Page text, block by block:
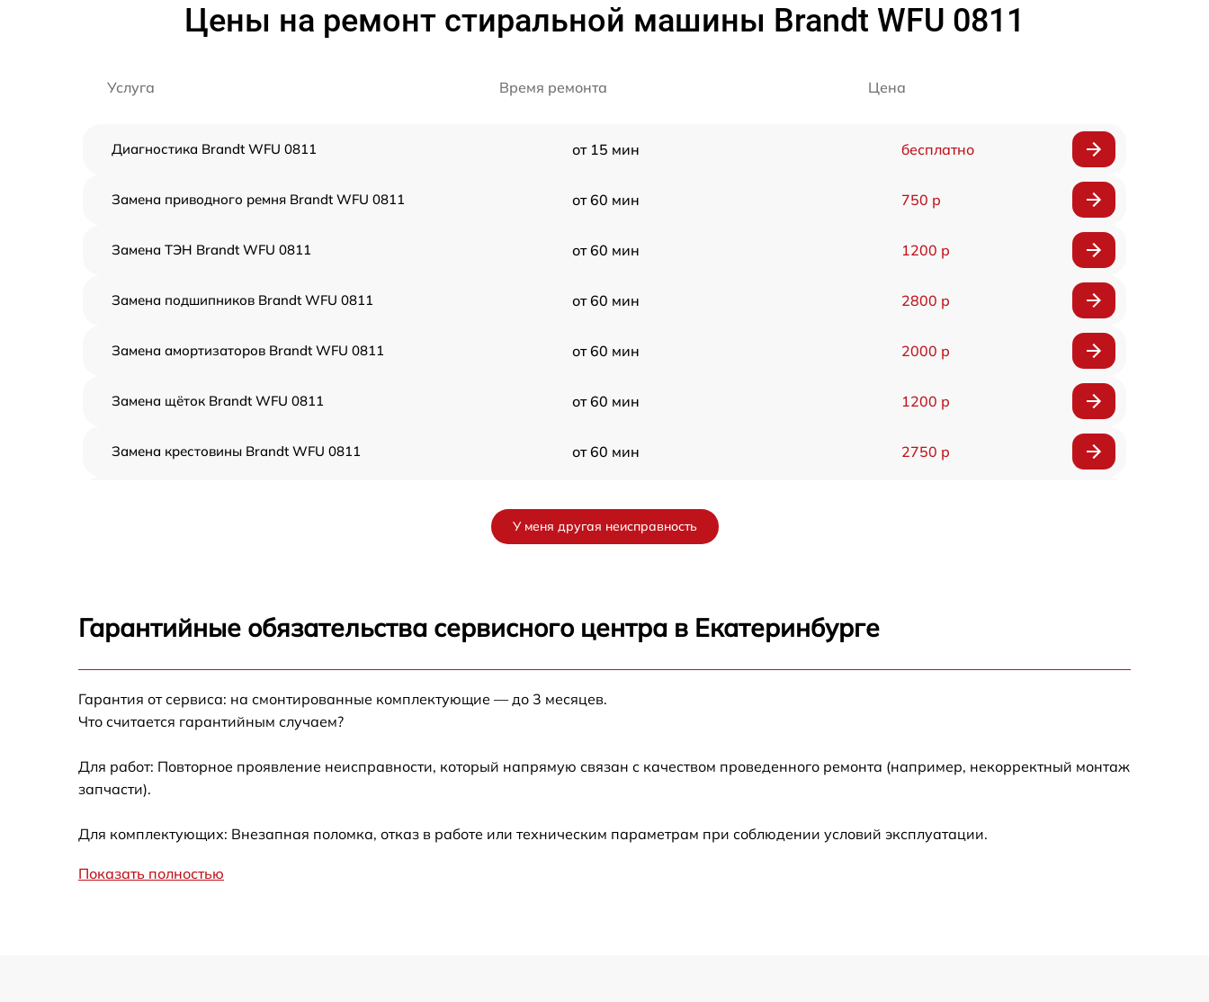
Цены на ремонт стиральной машины Brandt WFU 0811
Услуга Время ремонта Цена
Диагностика Brandt WFU 0811 от 15 мин бесплатно
Замена приводного ремня Brandt WFU 0811 от 60 мин 750 р
Замена ТЭН Brandt WFU 0811 от 60 мин 1200 р
Замена подшипников Brandt WFU 0811 от 60 мин 2800 р
Замена амортизаторов Brandt WFU 0811 от 60 мин 2000 р
Замена щёток Brandt WFU 0811 от 60 мин 1200 р
Замена крестовины Brandt WFU 0811 от 60 мин 2750 р
Замена УБЛ Brandt WFU 0811 от 60 мин
WFU 0811
У меня другая неисправность
Гарантийные обязательства сервисного центра в Екатеринбурге
Гарантия от сервиса: на смонтированные комплектующие — до 3 месяцев.
Что считается гарантийным случаем?
Для работ: Повторное проявление неисправности, который напрямую связан с качеством проведенного ремонта (например, некорректный монтаж
запчасти).
Для комплектующих: Внезапная поломка, отказ в работе или техническим параметрам при соблюдении условий эксплуатации.
Показать полностью